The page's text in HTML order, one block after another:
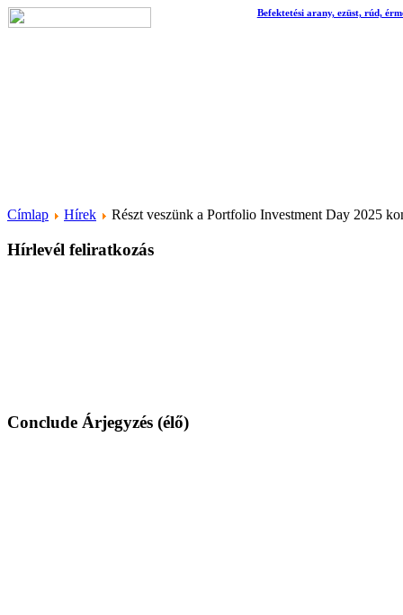
Befektetési arany, ezüst, rúd,
Címlap Hírek Részt veszünk a Portfolio Investment Day 2025
Hírlevél feliratkozás
Conclude Árjegyzés (élő)